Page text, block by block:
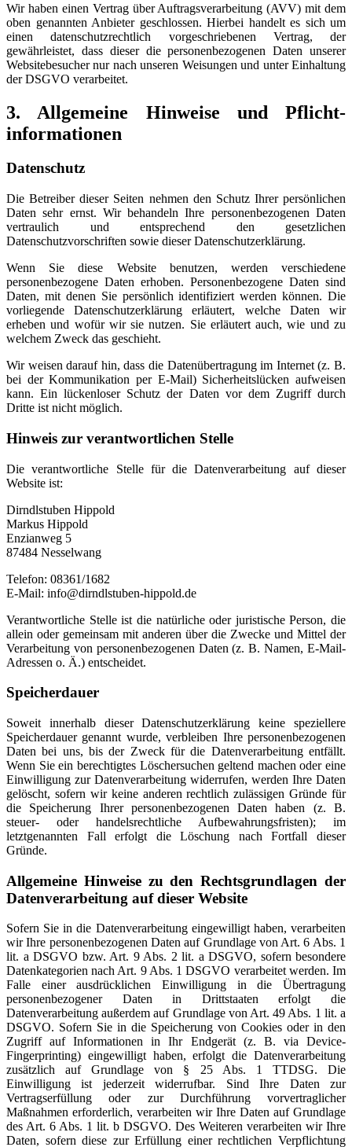
Wir haben einen Vertrag über Auftragsverarbeitung (AVV) mit dem
oben genannten Anbieter geschlossen. Hierbei handelt es sich um
einen datenschutzrechtlich vorgeschriebenen Vertrag, der
gewährleistet, dass dieser die personenbezogenen Daten unserer
Websitebesucher nur nach unseren Weisungen und unter Einhaltung
der DSGVO verarbeitet.
3. Allgemeine Hinweise und Pflicht­
informationen
Datenschutz
Die Betreiber dieser Seiten nehmen den Schutz Ihrer persönlichen
Daten sehr ernst. Wir behandeln Ihre personenbezogenen Daten
vertraulich und entsprechend den gesetzlichen
Datenschutzvorschriften sowie dieser Datenschutzerklärung.
Wenn Sie diese Website benutzen, werden verschiedene
personenbezogene Daten erhoben. Personenbezogene Daten sind
Daten, mit denen Sie persönlich identifiziert werden können. Die
vorliegende Datenschutzerklärung erläutert, welche Daten wir
erheben und wofür wir sie nutzen. Sie erläutert auch, wie und zu
welchem Zweck das geschieht.
Wir weisen darauf hin, dass die Datenübertragung im Internet (z. B.
bei der Kommunikation per E-Mail) Sicherheitslücken aufweisen
kann. Ein lückenloser Schutz der Daten vor dem Zugriff durch
Dritte ist nicht möglich.
Hinweis zur verantwortlichen Stelle
Die verantwortliche Stelle für die Datenverarbeitung auf dieser
Website ist:
Dirndlstuben Hippold
Markus Hippold
Enzianweg 5
87484 Nesselwang
Telefon: 08361/1682
E-Mail: info@dirndlstuben-hippold.de
Verantwortliche Stelle ist die natürliche oder juristische Person, die
allein oder gemeinsam mit anderen über die Zwecke und Mittel der
Verarbeitung von personenbezogenen Daten (z. B. Namen, E-Mail-
Adressen o. Ä.) entscheidet.
Speicherdauer
Soweit innerhalb dieser Datenschutzerklärung keine speziellere
Speicherdauer genannt wurde, verbleiben Ihre personenbezogenen
Daten bei uns, bis der Zweck für die Datenverarbeitung entfällt.
Wenn Sie ein berechtigtes Löschersuchen geltend machen oder eine
Einwilligung zur Datenverarbeitung widerrufen, werden Ihre Daten
gelöscht, sofern wir keine anderen rechtlich zulässigen Gründe für
die Speicherung Ihrer personenbezogenen Daten haben (z. B.
steuer- oder handelsrechtliche Aufbewahrungsfristen); im
letztgenannten Fall erfolgt die Löschung nach Fortfall dieser
Gründe.
Allgemeine Hinweise zu den Rechtsgrundlagen der
Datenverarbeitung auf dieser Website
Sofern Sie in die Datenverarbeitung eingewilligt haben, verarbeiten
wir Ihre personenbezogenen Daten auf Grundlage von Art. 6 Abs. 1
lit. a DSGVO bzw. Art. 9 Abs. 2 lit. a DSGVO, sofern besondere
Datenkategorien nach Art. 9 Abs. 1 DSGVO verarbeitet werden. Im
Falle einer ausdrücklichen Einwilligung in die Übertragung
personenbezogener Daten in Drittstaaten erfolgt die
Datenverarbeitung außerdem auf Grundlage von Art. 49 Abs. 1 lit. a
DSGVO. Sofern Sie in die Speicherung von Cookies oder in den
Zugriff auf Informationen in Ihr Endgerät (z. B. via Device-
Fingerprinting) eingewilligt haben, erfolgt die Datenverarbeitung
zusätzlich auf Grundlage von § 25 Abs. 1 TTDSG. Die
Einwilligung ist jederzeit widerrufbar. Sind Ihre Daten zur
Vertragserfüllung oder zur Durchführung vorvertraglicher
Maßnahmen erforderlich, verarbeiten wir Ihre Daten auf Grundlage
des Art. 6 Abs. 1 lit. b DSGVO. Des Weiteren verarbeiten wir Ihre
Daten, sofern diese zur Erfüllung einer rechtlichen Verpflichtung